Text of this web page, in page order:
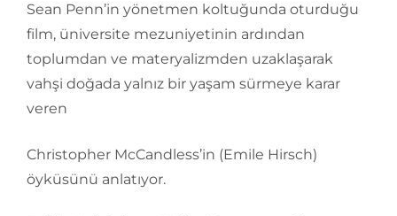
Sean Penn’in yönetmen koltuğunda oturduğu
film, üniversite mezuniyetinin ardından
toplumdan ve materyalizmden uzaklaşarak
vahşi doğada yalnız bir yaşam sürmeye karar
veren
Christopher McCandless’in (Emile Hirsch)
öyküsünü anlatıyor.